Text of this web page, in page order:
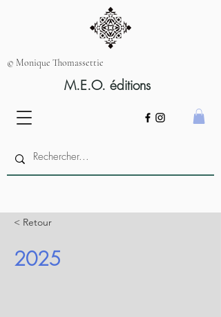
M.E.O. éditions
© Monique Thomassettie
< Retour
2025